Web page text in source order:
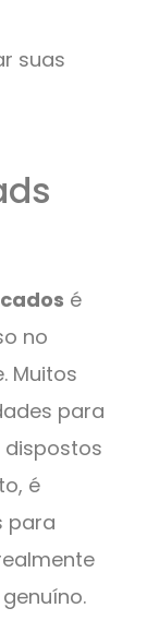
suas
é
no
Muitos
para
é
para